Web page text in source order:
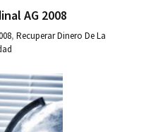
AG 2008
, Recuperar Dinero De La